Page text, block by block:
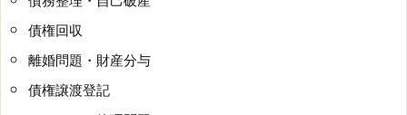
債権回収
離婚問題・財産分与
債権譲渡登記